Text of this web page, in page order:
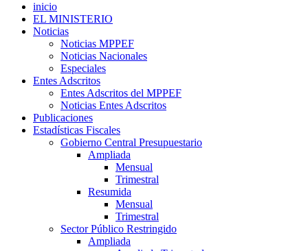
inicio
EL MINISTERIO
Noticias
Noticias MPPEF
Noticias Nacionales
Especiales
Entes Adscritos
Entes Adscritos del MPPEF
Noticias Entes Adscritos
Publicaciones
Estadísticas Fiscales
Gobierno Central Presupuestario
Ampliada
Mensual
Trimestral
Resumida
Mensual
Trimestral
Sector Público Restringido
Ampliada